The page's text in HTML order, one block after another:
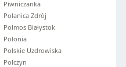
Piwniczanka
Polanica Zdrój
Polmos Białystok
Polonia
Polskie Uzdrowiska
Połczyn